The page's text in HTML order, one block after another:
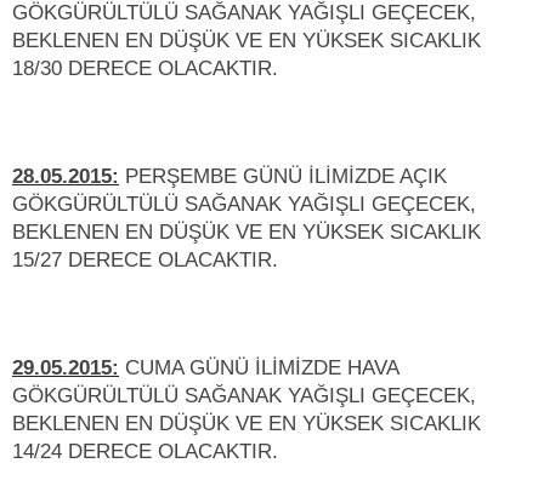
GÖKGÜRÜLTÜLÜ SAĞANAK YAĞIŞLI GEÇECEK,
BEKLENEN EN DÜŞÜK VE EN YÜKSEK SICAKLIK
18/30 DERECE OLACAKTIR.
28.05.2015: PERŞEMBE GÜNÜ İLİMİZDE AÇIK
GÖKGÜRÜLTÜLÜ SAĞANAK YAĞIŞLI GEÇECEK,
BEKLENEN EN DÜŞÜK VE EN YÜKSEK SICAKLIK
15/27 DERECE OLACAKTIR.
29.05.2015: CUMA GÜNÜ İLİMİZDE HAVA
GÖKGÜRÜLTÜLÜ SAĞANAK YAĞIŞLI GEÇECEK,
BEKLENEN EN DÜŞÜK VE EN YÜKSEK SICAKLIK
14/24 DERECE OLACAKTIR.